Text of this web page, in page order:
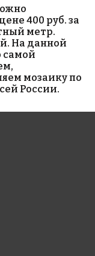
AKB081
на бумаге
327x327
400 руб. за
метр.
На данной
самой
мозаику по
России.